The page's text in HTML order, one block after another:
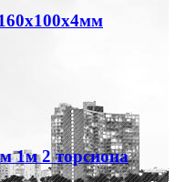
1м 2 торсиона